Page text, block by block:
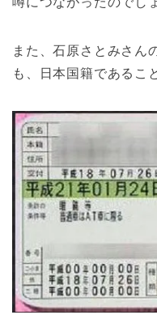
また、石原さとみさん
も、日本国籍であるこ